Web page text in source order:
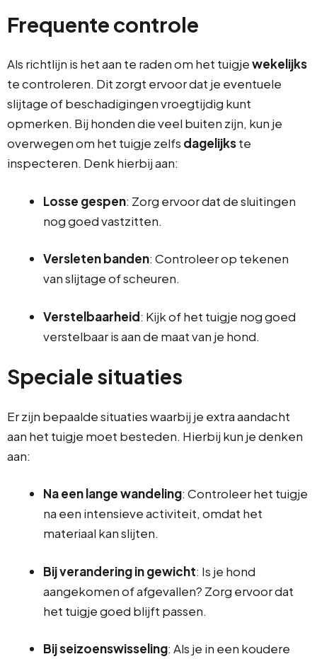
Frequente controle
Als richtlijn is het aan te raden om het tuigjewekelijks
te controleren. Dit zorgt ervoor dat je eventuele
slijtage of beschadigingen vroegtijdig kunt
opmerken. Bij honden die veel buiten zijn, kun je
overwegen om het tuigje zelfs dagelijkste
inspecteren. Denk hierbij aan:
Losse gespen: Zorg ervoor dat de sluitingen
nog goed vastzitten.
Versleten banden: Controleer op tekenen
van slijtage of scheuren.
Verstelbaarheid: Kijk of het tuigje nog goed
verstelbaar is aan de maat van je hond.
Speciale situaties
Er zijn bepaalde situaties waarbij je extra aandacht
aan het tuigje moet besteden. Hierbij kun je denken
aan:
Na een lange wandeling: Controleer het tuigje
na een intensieve activiteit, omdat het
materiaal kan slijten.
Bij verandering in gewicht: Is je hond
aangekomen of afgevallen? Zorg ervoor dat
het tuigje goed blijft passen.
Bij seizoenswisseling: Als je in een koudere